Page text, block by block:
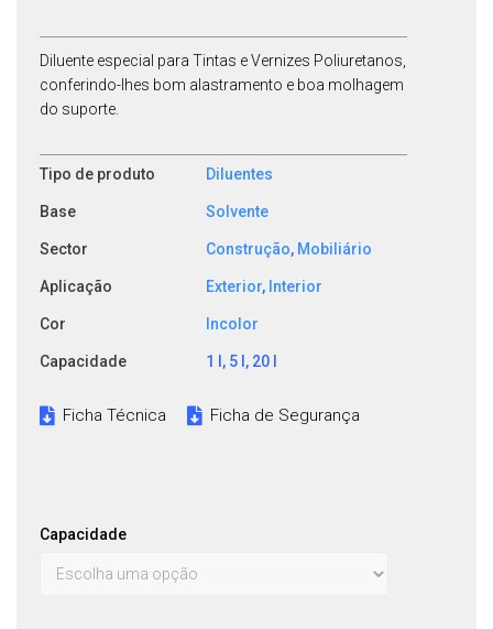
Diluente especial para Tintas e Vernizes Poliuretanos,
conferindo-lhes bom alastramento e boa molhagem
do suporte.
Tipo de produto Diluentes
Base Solvente
Sector Construção, Mobiliário
Aplicação Exterior, Interior
Cor Incolor
Capacidade 1 l, 5 l, 20 l
Ficha Técnica Ficha de Segurança
Capacidade